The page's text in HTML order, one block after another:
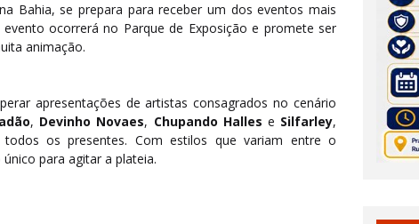
Bahia, se prepara para receber um dos eventos mais
evento ocorrerá no Parque de Exposição e promete ser
animação.
apresentações de artistas consagrados no cenário
, Devinho Novaes, Chupando Halles e Silfarley,
os presentes. Com estilos que variam entre o
para agitar a plateia.